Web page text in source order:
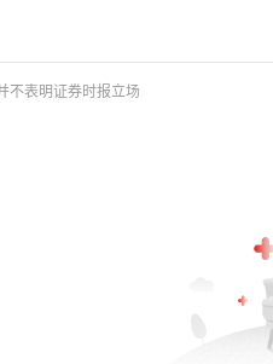
不表明证券时报立场